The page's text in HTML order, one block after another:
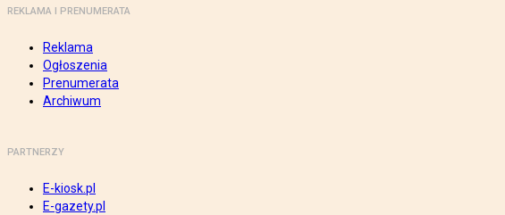
REKLAMA I PRENUMERATA
Reklama
Ogłoszenia
Prenumerata
Archiwum
PARTNERZY
E-kiosk.pl
E-gazety.pl